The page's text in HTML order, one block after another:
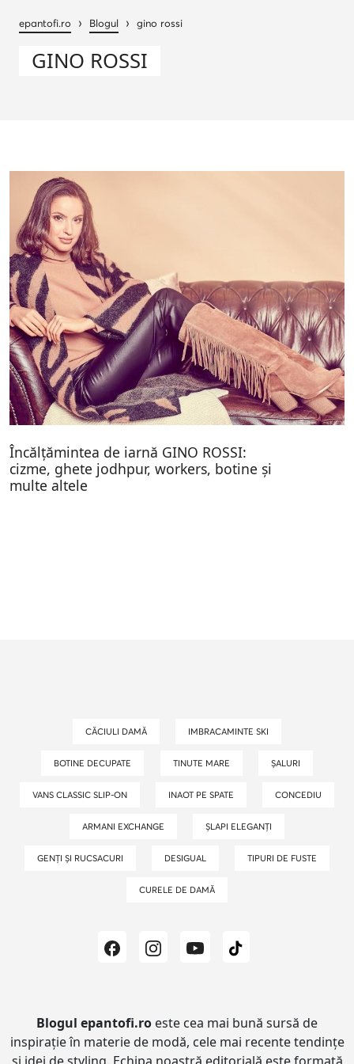
epantofi.ro › Blogul › gino rossi
GINO ROSSI
Încălțămintea de iarnă GINO ROSSI:
cizme, ghete jodhpur, workers, botine și
multe altele
CĂCIULI DAMĂ IMBRACAMINTE SKI
BOTINE DECUPATE TINUTE MARE ȘALURI
VANS CLASSIC SLIP-ON INAOT PE SPATE CONCEDIU
ARMANI EXCHANGE ȘLAPI ELEGANȚI
GENȚI ȘI RUCSACURI DESIGUAL TIPURI DE FUSTE
CURELE DE DAMĂ
Blogul epantofi.ro este cea mai bună sursă de
inspirație în materie de modă, cele mai recente tendințe